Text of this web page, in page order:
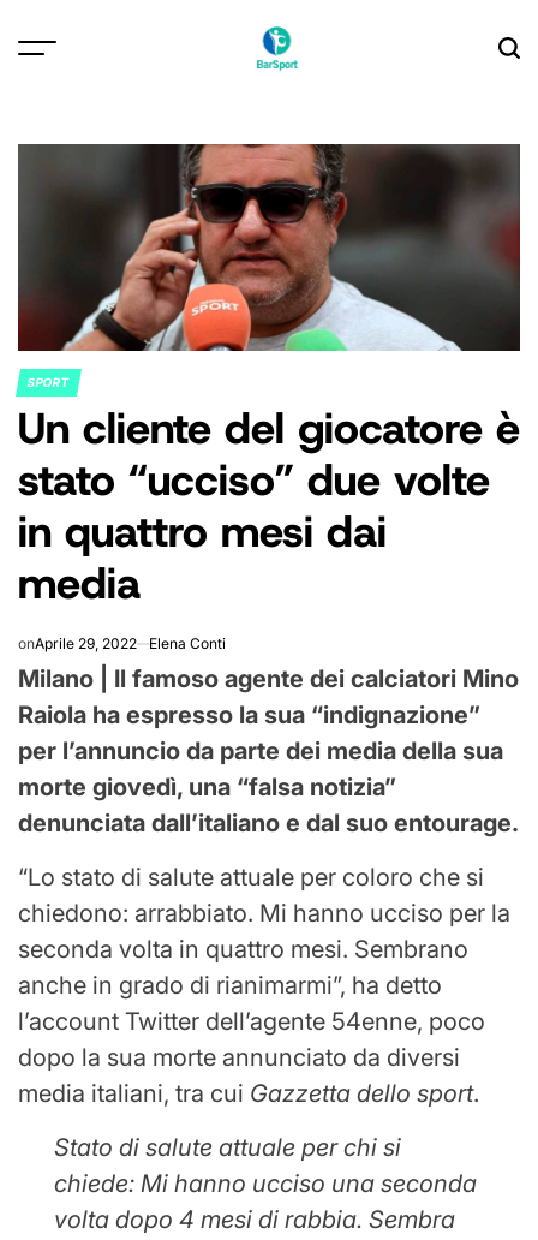
POSTED
IN
SPORT
Un cliente del giocatore è
stato “ucciso” due volte
in quattro mesi dai
media
onAprile 29, 2022 Elena Conti
Milano | Il famoso agente dei calciatori Mino
Raiola ha espresso la sua “indignazione”
per l’annuncio da parte dei media della sua
morte giovedì, una “falsa notizia”
denunciata dall’italiano e dal suo entourage.
“Lo stato di salute attuale per coloro che si
chiedono: arrabbiato. Mi hanno ucciso per la
seconda volta in quattro mesi. Sembrano
anche in grado di rianimarmi”, ha detto
l’account Twitter dell’agente 54enne, poco
dopo la sua morte annunciato da diversi
media italiani, tra cui Gazzetta dello sport.
Stato di salute attuale per chi si
chiede: Mi hanno ucciso una seconda
volta dopo 4 mesi di rabbia. Sembra